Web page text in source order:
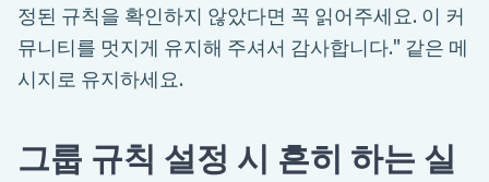
정된 규칙을 확인하지 않았다면 꼭 읽어주세요. 이 커
뮤니티를 멋지게 유지해 주셔서 감사합니다." 같은 메
시지로 유지하세요.
그룹 규칙 설정 시 흔히 하는 실